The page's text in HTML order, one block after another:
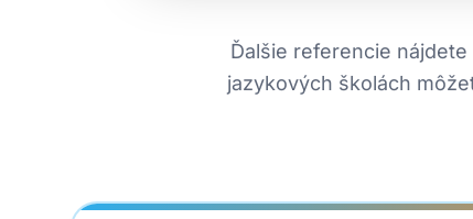
Ďalšie referencie nájdete
jazykových školách